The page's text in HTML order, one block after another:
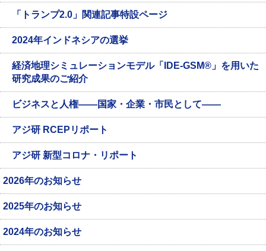
「トランプ2.0」関連記事特設ページ
2024年インドネシアの選挙
経済地理シミュレーションモデル「IDE-GSM®」を用いた
研究成果のご紹介
ビジネスと人権――国家・企業・市民として――
アジ研 RCEPリポート
アジ研 新型コロナ・リポート
2026年のお知らせ
2025年のお知らせ
2024年のお知らせ